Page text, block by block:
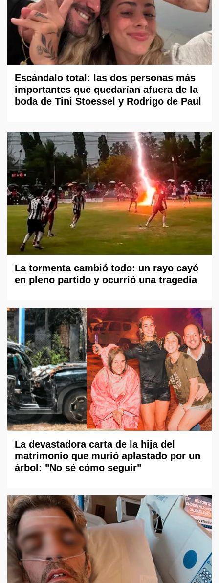
Escándalo total: las dos personas más
importantes que quedarían afuera de la
boda de Tini Stoessel y Rodrigo de Paul
La tormenta cambió todo: un rayo cayó
en pleno partido y ocurrió una tragedia
La devastadora carta de la hija del
matrimonio que murió aplastado por un
árbol: "No sé cómo seguir"